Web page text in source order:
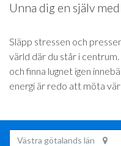
Unna dig en själv
Släpp stressen och
värld där du står i
och finna lugnet igen
energi är redo att möta
Västra götalands län